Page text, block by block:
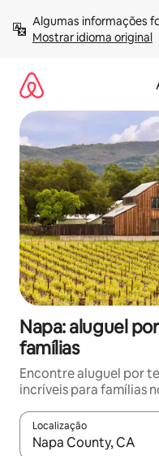
para
Mostrar idioma original
Napa: aluguel
famílias
Encontre aluguel por
incríveis para famílias
Localização
Quando os resultados